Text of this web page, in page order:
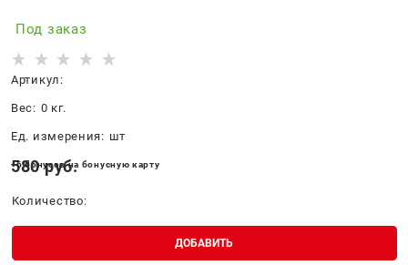
Под заказ
Артикул:
Вес: 0 кг.
Ед. измерения: шт
580 руб.
+6 бонусов на бонусную карту
Количество:
ДОБАВИТЬ